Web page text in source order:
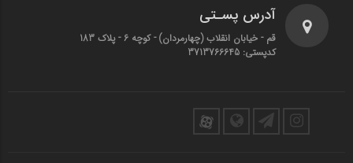
آدرس پسـتی
قم - خیابان انقلاب (چهارمردان)‌ - کوچه 6 - پلاک 183
کدپستی: 3713766645